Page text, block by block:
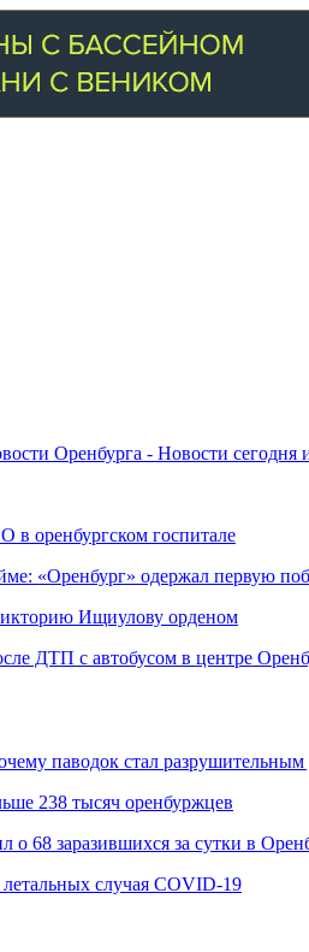
Оренбурга - Новости сегодня
в оренбургском госпитале
«Оренбург» одержал первую
Ищиулову орденом
ДТП с автобусом в центре
паводок стал
238 тысяч оренбуржцев
68 заразившихся за сутки в
случая COVID-19